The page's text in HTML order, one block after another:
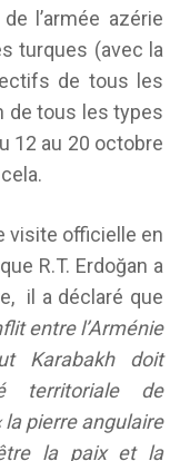
l’armée azérie
turques (avec la
de tous les
de tous les types
12 au 20 octobre
visite officielle en
R.T. Erdoğan a
il a déclaré que
entre l’Arménie
Karabakh doit
territoriale de
la pierre angulaire
la paix et la